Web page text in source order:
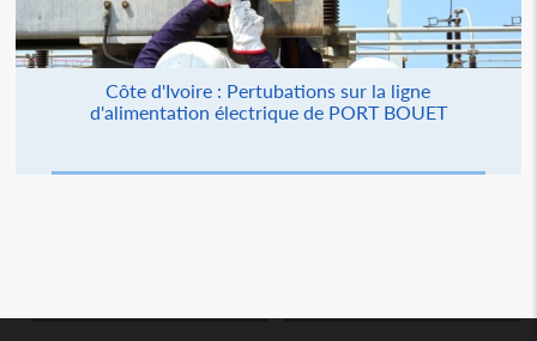
Côte d'Ivoire : Pertubations sur la ligne
d'alimentation électrique de PORT BOUET